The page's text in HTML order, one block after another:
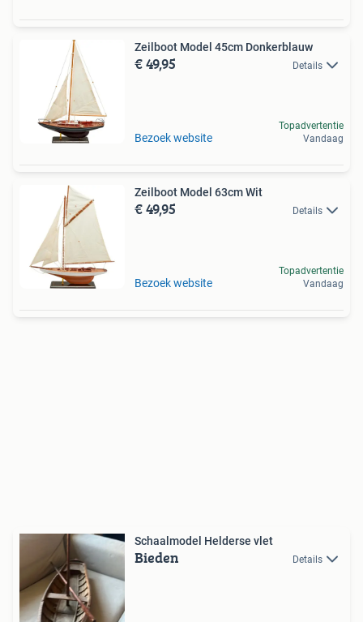
Zeilboot Model 45cm Donkerblauw
€ 49,95 Details
Bezoek website
Topadvertentie
Vandaag
Zeilboot Model 63cm Wit
€ 49,95 Details
Bezoek website
Topadvertentie
Vandaag
Schaalmodel Helderse vlet
Bieden Details